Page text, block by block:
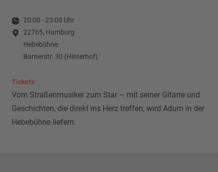
20:00 - 23:00 Uhr
22765, Hamburg
Hebebühne
Barnerstr. 30 (Hinterhof)
Tickets
Vom Straßenmusiker zum Star – mit seiner Gitarre und
Geschichten, die direkt ins Herz treffen, wird Adum in der
Hebebühne liefern.